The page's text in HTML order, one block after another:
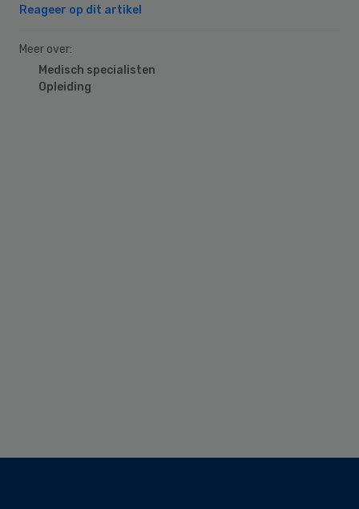
Reageer op dit artikel
Meer over:
Medisch specialisten
Opleiding